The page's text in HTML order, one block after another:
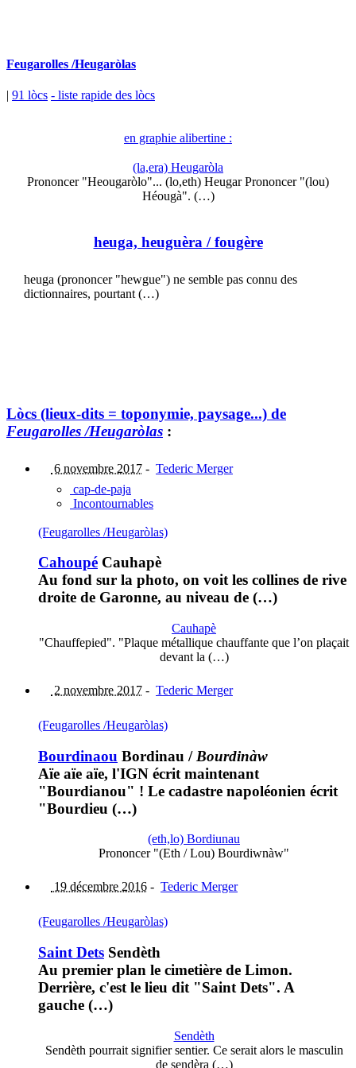
Feugarolles /Heugaròlas
| 91 lòcs - liste rapide des lòcs
en graphie alibertine :
(la,era) Heugaròla
Prononcer "Heougaròlo"... (lo,eth) Heugar Prononcer "(lou)
Héougà". (…)
heuga, heuguèra / fougère
heuga (prononcer "hewgue") ne semble pas connu des
dictionnaires, pourtant (…)
Lòcs (lieux-dits = toponymie, paysage...) de
Feugarolles /Heugaròlas :
6 novembre 2017 - Tederic Merger
cap-de-paja
Incontournables
(Feugarolles /Heugaròlas)
Cahoupé Cauhapè
Au fond sur la photo, on voit les collines de rive
droite de Garonne, au niveau de (…)
Cauhapè
"Chauffepied". "Plaque métallique chauffante que l’on plaçait
devant la (…)
2 novembre 2017 - Tederic Merger
(Feugarolles /Heugaròlas)
Bourdinaou Bordinau / Bourdinàw
Aïe aïe aïe, l'IGN écrit maintenant
"Bourdianou" ! Le cadastre napoléonien écrit
"Bourdieu (…)
(eth,lo) Bordiunau
Prononcer "(Eth / Lou) Bourdiwnàw"
19 décembre 2016 - Tederic Merger
(Feugarolles /Heugaròlas)
Saint Dets Sendèth
Au premier plan le cimetière de Limon.
Derrière, c'est le lieu dit "Saint Dets". A
gauche (…)
Sendèth
Sendèth pourrait signifier sentier. Ce serait alors le masculin
de sendèra (…)